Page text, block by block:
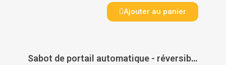
Ajouter au panier
Sabot de portail automatique - réversible sans outil - réglable - TIRARD